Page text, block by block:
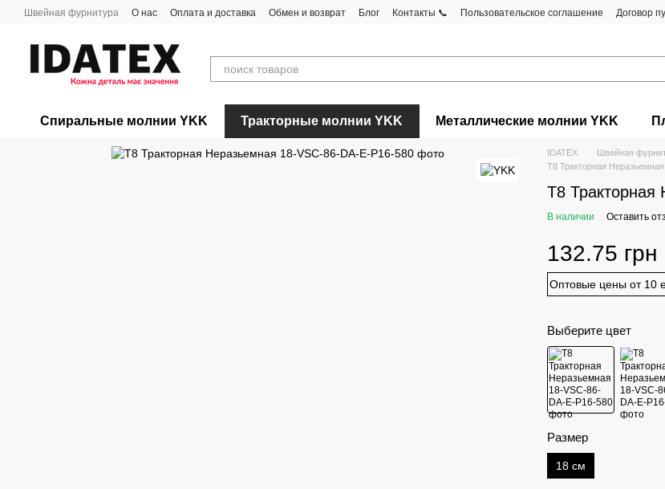
Перейти к основному контенту
Швейная фурнитура О нас Оплата и доставка Обмен и возврат Блог Контакты 📞 Пользовательское соглашение Договор
Спиральные молнии YKK Тракторные молнии YKK Металлические молнии YKK
IDATEX Швейная
Т8 Тракторная Неразьемная
Т8 Тракторная
В наличии Оставить
132.75 грн
Оптовые цены от 10
Выберите цвет
Размер
18 см